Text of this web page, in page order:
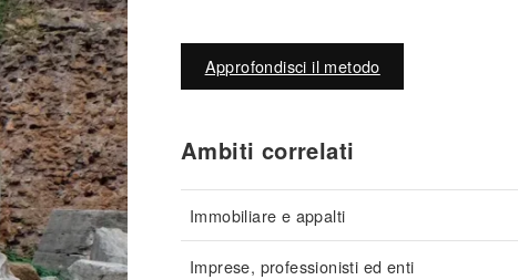
Approfondisci il metodo
Ambiti correlati
Immobiliare e appalti
Imprese, professionisti ed enti